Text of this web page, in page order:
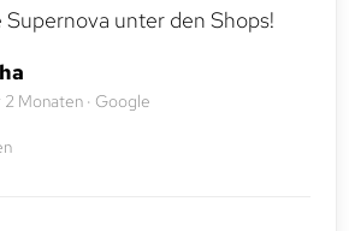
unter den Shops!
2 Monaten · Google